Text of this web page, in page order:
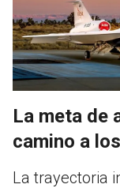
La meta de
camino a
La trayectoria